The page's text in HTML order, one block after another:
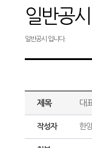
일반공시
일반공시 입니다.
제목 대
작성자 한